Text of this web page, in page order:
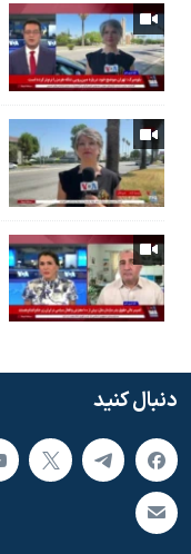
دنبال کنید